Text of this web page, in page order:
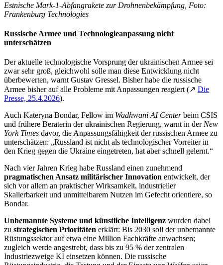
Estnische Mark-1-Abfangrakete zur Drohnenbekämpfung, Foto:
Frankenburg Technologies
Russische Armee und Technologieanpassung nicht
unterschätzen
Der aktuelle technologische Vorsprung der ukrainischen Armee sei
zwar sehr groß, gleichwohl solle man diese Entwicklung nicht
überbewerten, warnt Gustav Gressel. Bisher habe die russische
Armee bisher auf alle Probleme mit Anpassungen reagiert (↗ Die
Presse, 25.4.2026).
Auch Kateryna Bondar, Fellow im Wadhwani AI Centerbeim CSIS
und frühere Beraterin der ukrainischen Regierung, warnt in der New
York Times davor, die Anpassungsfähigkeit der russischen Armee zu
unterschätzen: „Russland ist nicht als technologischer Vorreiter in
den Krieg gegen die Ukraine eingetreten, hat aber schnell gelernt.“
Nach vier Jahren Krieg habe Russland einen zunehmend
pragmatischen Ansatz militärischer Innovation entwickelt, der
sich vor allem an praktischer Wirksamkeit, industrieller
Skalierbarkeit und unmittelbarem Nutzen im Gefecht orientiere, so
Bondar.
Unbemannte Systeme und künstliche Intelligenz wurden dabei
zu strategischen Prioritäten erklärt: Bis 2030 soll der unbemannte
Rüstungssektor auf etwa eine Million Fachkräfte anwachsen;
zugleich werde angestrebt, dass bis zu 95 % der zentralen
Industriezweige KI einsetzen können. Die russische